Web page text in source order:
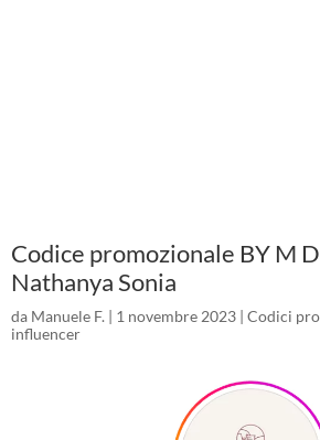
Codice promozionale BY M
Nathanya Sonia
da Manuele F. | 1 novembre 2023 | Codici
influencer